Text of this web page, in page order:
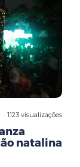
1123 visualizações
natalina